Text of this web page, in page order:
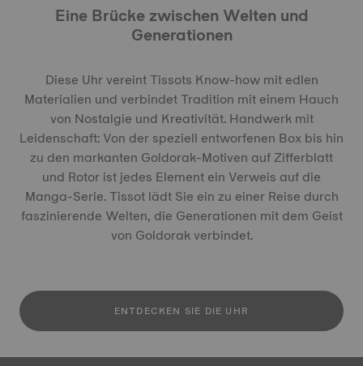
Eine Brücke zwischen Welten und
Generationen
Diese Uhr vereint Tissots Know-how mit edlen
Materialien und verbindet Tradition mit einem Hauch
von Nostalgie und Kreativität. Handwerk mit
Leidenschaft: Von der speziell entworfenen Box bis hin
zu den markanten Goldorak-Motiven auf Zifferblatt
und Rotor ist jedes Element ein Verweis auf die
Manga-Serie. Tissot lädt Sie ein zu einer Reise durch
faszinierende Welten, die Generationen mit dem Geist
von Goldorak verbindet.
ENTDECKEN SIE DIE UHR